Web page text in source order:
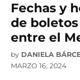
Fechas y
de
entre el
by DANIELA
MARZO 16, 2024